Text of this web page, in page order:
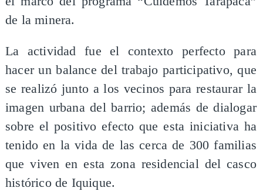
de la minera.
La actividad fue el contexto perfecto para
hacer un balance del trabajo participativo, que
se realizó junto a los vecinos para restaurar la
imagen urbana del barrio; además de dialogar
sobre el positivo efecto que esta iniciativa ha
tenido en la vida de las cerca de 300 familias
que viven en esta zona residencial del casco
histórico de Iquique.